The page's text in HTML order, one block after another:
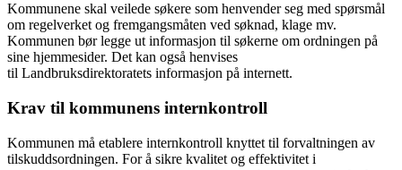
Kommunene skal veilede søkere som henvender seg med spørsmål
om regelverket og fremgangsmåten ved søknad, klage mv.
Kommunen bør legge ut informasjon til søkerne om ordningen på
sine hjemmesider. Det kan også henvises
til Landbruksdirektoratets informasjon på internett.
Krav til kommunens internkontroll
Kommunen må etablere internkontroll knyttet til forvaltningen av
tilskuddsordningen. For å sikre kvalitet og effektivitet i